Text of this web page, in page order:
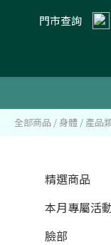
門市查詢
全部商品 / 身體 / 產品
精選商品
本月專屬活
臉部